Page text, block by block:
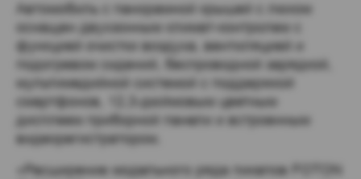
Автомобиль с панорамной крышей с люком
оснащен двухзонным климат-контролем с
функцией очистки воздуха, вентиляцией и
подогревом сидений, беспроводной зарядкой,
мультимедийной системой с поддержкой
смартфонов, 12,3-дюймовым цветным
дисплеем приборной панели и встроенным
видеорегистратором.
«Расширение модельного ряда пикапов FOTON